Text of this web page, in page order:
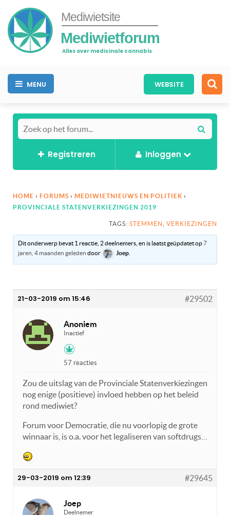
Mediwietsite
Mediwietforum
Alles over medicinale cannabis
MENU WEBSITE
Registreren Inloggen
HOME › FORUMS › MEDIWIETNIEUWS EN POLITIEK ›
PROVINCIALE STATENVERKIEZINGEN 2019
TAGS: STEMMEN VERKIEZINGEN
Dit onderwerp bevat 1 reactie, 2 deelnemers, en is laatst geüpdatet op7
jaren, 4 maanden geleden door Joep
21-03-2019 om 15:46 #29502
Anoniem
Inactief
57 reacties
Zou de uitslag van de Provinciale Statenverkiezingen
nog enige (positieve) invloed hebben op het beleid
rond mediwiet?
Forum voor Democratie, die nu voorlopig de grote
winnaar is, is o.a. voor het legaliseren van softdrugs…
29-03-2019 om 12:39 #29645
Joep
Deelnemer